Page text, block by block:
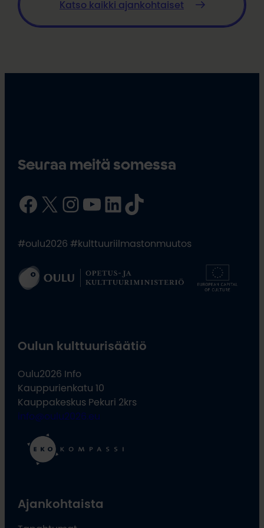
Katso kaikki ajankohtaiset
Seuraa meitä somessa
Facebook X InstagramYouTube LinkedIn TikTok
#oulu2026 #kulttuuriilmastonmuutos
Oulun kulttuurisäätiö
Oulu2026 Info
Kauppurienkatu 10
Kauppakeskus Pekuri 2krs
info@oulu2026.eu
Ajankohtaista